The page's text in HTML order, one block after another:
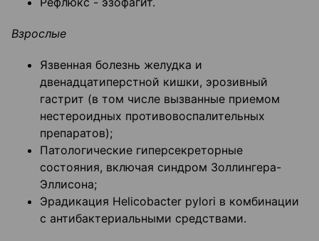
Взрослые
Язвенная болезнь желудка и
двенадцатиперстной кишки, эрозивный
гастрит (в том числе вызванные приемом
нестероидных противовоспалительных
препаратов);
Патологические гиперсекреторные
состояния, включая синдром Золлингера-
Эллисона;
Эрадикация Helicobacter pylori в комбинации
с антибактериальными средствами.